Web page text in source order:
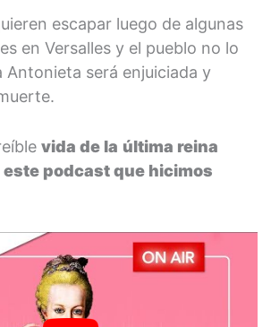
escapar luego de algunas
en Versalles y el pueblo no lo
Antonieta será enjuiciada y
vida de la última reina
este podcast que hicimos